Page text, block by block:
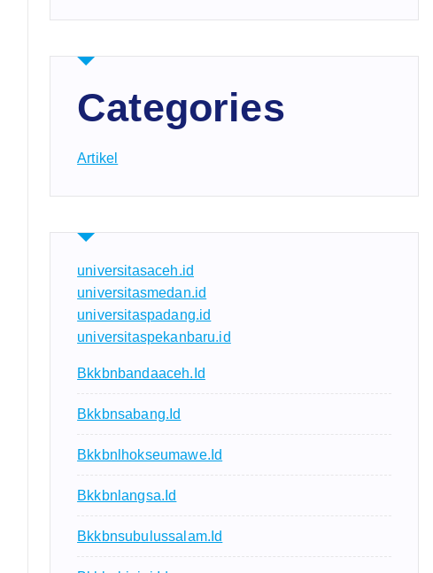
Categories
Artikel
universitasaceh.id
universitasmedan.id
universitaspadang.id
universitaspekanbaru.id
Bkkbnbandaaceh.id
Bkkbnsabang.id
Bkkbnlhokseumawe.id
Bkkbnlangsa.id
Bkkbnsubulussalam.id